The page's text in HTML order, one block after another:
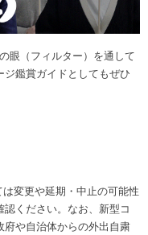
眼（フィルター）を通して
鑑賞ガイドとしてもぜひ
変更や延期・中止の可能性
ください。なお、新型コ
府や自治体からの外出自粛